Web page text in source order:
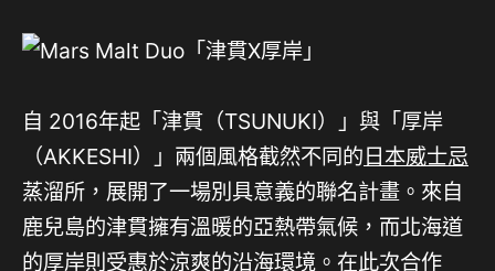
自 2016年起「津貫（TSUNUKI）」與「厚岸
（AKKESHI）」兩個風格截然不同的日本威士忌
蒸溜所，展開了一場別具意義的聯名計畫。來自
鹿兒島的津貫擁有溫暖的亞熱帶氣候，而北海道
的厚岸則受惠於涼爽的沿海環境。在此次合作